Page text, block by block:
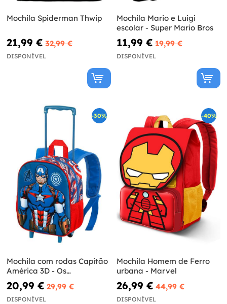
Mochila Spiderman Thwip
21,99 € 32,99 €
DISPONÍVEL
Mochila Mario e Luigi
escolar - Super Mario Bros
11,99 € 19,99 €
DISPONÍVEL
-30%
Mochila com rodas Capitão
América 3D - Os
Vingadores
20,99 € 29,99 €
DISPONÍVEL
-40%
Mochila Homem de Ferro
urbana - Marvel
26,99 € 44,99 €
DISPONÍVEL